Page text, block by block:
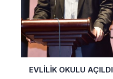
EVLİLİK OKULU AÇILDI